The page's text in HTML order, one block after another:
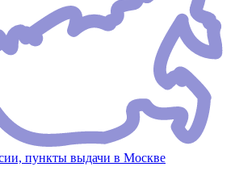
пункты выдачи в Москве